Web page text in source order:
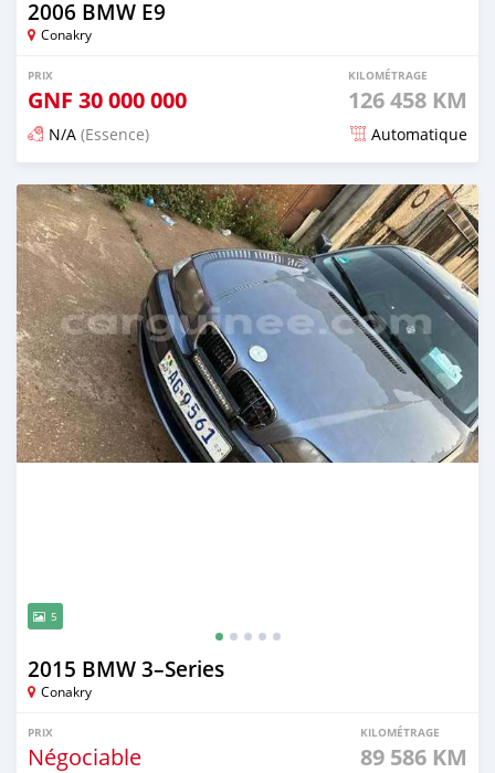
2006 BMW E9
Conakry
PRIX
GNF 30 000 000
KILOMÉTRAGE
126 458 KM
N/A (Essence) Automatique
Publié il y a 6 mois
5
2015 BMW 3–Series
Conakry
PRIX
Négociable
KILOMÉTRAGE
89 586 KM